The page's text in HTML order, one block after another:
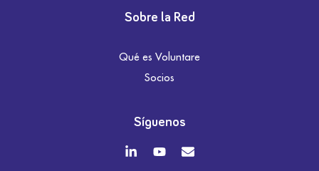
Sobre la Red
Qué es Voluntare
Socios
Síguenos